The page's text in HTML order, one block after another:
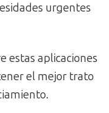
urgentes
estas aplicaciones
el mejor trato